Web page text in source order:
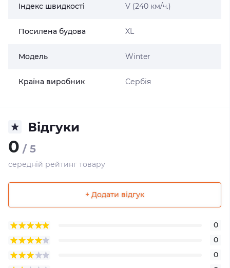
Індекс швидкості V (240 км/ч.)
Посилена будова XL
Модель Winter
Країна виробник Сербія
Відгуки
0 / 5
середній рейтинг товару
+ Додати відгук
0
0
0